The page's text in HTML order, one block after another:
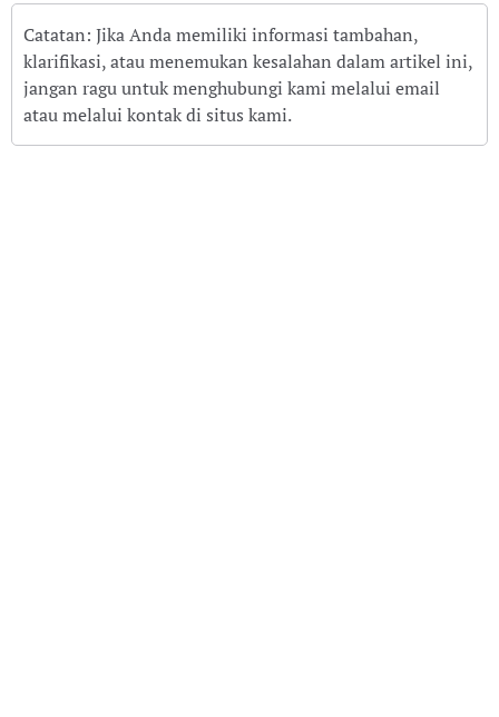
Catatan: Jika Anda memiliki informasi tambahan,
klarifikasi, atau menemukan kesalahan dalam artikel ini,
jangan ragu untuk menghubungi kami melalui email
atau melalui kontak di situs kami.